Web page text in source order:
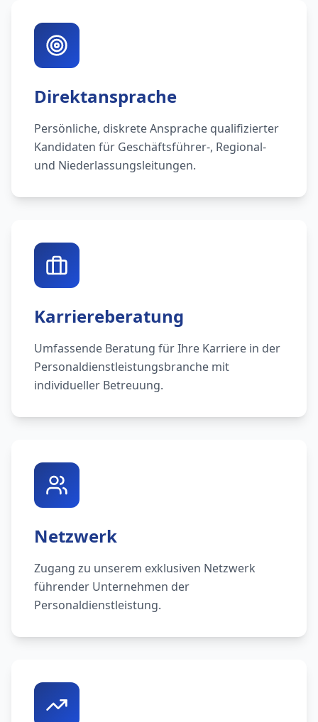
Direktansprache
Persönliche, diskrete Ansprache qualifizierter
Kandidaten für Geschäftsführer-, Regional-
und Niederlassungsleitungen.
Karriereberatung
Umfassende Beratung für Ihre Karriere in der
Personaldienstleistungsbranche mit
individueller Betreuung.
Netzwerk
Zugang zu unserem exklusiven Netzwerk
führender Unternehmen der
Personaldienstleistung.